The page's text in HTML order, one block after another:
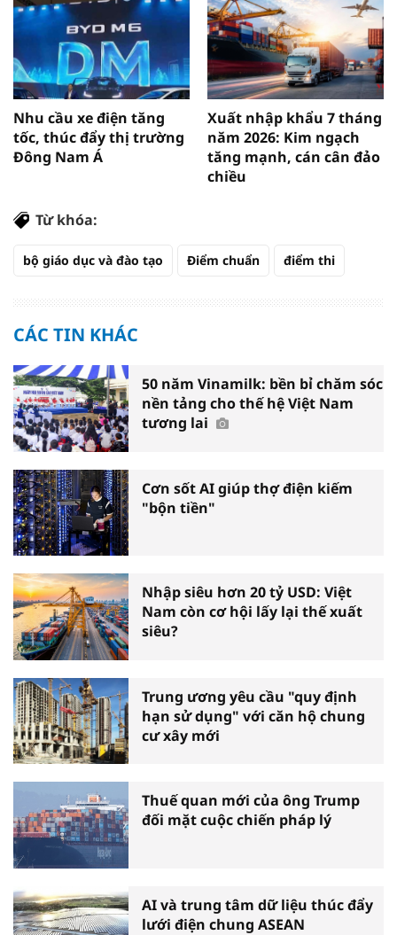
Nhu cầu xe điện tăng
tốc, thúc đẩy thị trường
Đông Nam Á
Xuất nhập khẩu 7 tháng
năm 2026: Kim ngạch
tăng mạnh, cán cân đảo
chiều
Từ khóa:
bộ giáo dục và đào tạo Điểm chuẩn điểm thi
CÁC TIN KHÁC
50 năm Vinamilk: bền bỉ chăm sóc
nền tảng cho thế hệ Việt Nam
tương lai
Cơn sốt AI giúp thợ điện kiếm
"bộn tiền"
Nhập siêu hơn 20 tỷ USD: Việt
Nam còn cơ hội lấy lại thế xuất
siêu?
Trung ương yêu cầu "quy định
hạn sử dụng" với căn hộ chung
cư xây mới
Thuế quan mới của ông Trump
đối mặt cuộc chiến pháp lý
AI và trung tâm dữ liệu thúc đẩy
lưới điện chung ASEAN